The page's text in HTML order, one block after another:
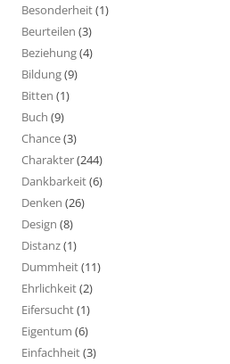
Besonderheit(1)
Beurteilen (3)
Beziehung(4)
Bildung(9)
Bitten (1)
Buch (9)
Chance(3)
Charakter(244)
Dankbarkeit(6)
Denken (26)
Design (8)
Distanz(1)
Dummheit(11)
Ehrlichkeit(2)
Eifersucht(1)
Eigentum (6)
Einfachheit(3)